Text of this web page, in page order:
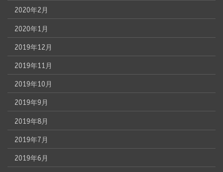
2020年2月
2020年1月
2019年12月
2019年11月
2019年10月
2019年9月
2019年8月
2019年7月
2019年6月